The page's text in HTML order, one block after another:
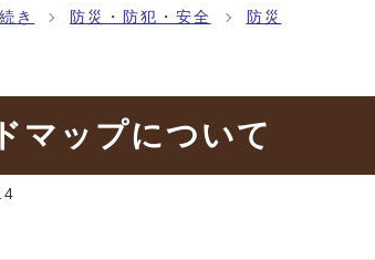
き 防災・防犯・安全 防災
マップについて